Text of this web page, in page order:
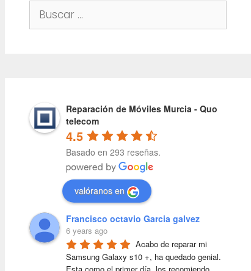
Buscar:
Reparación de Móviles Murcia - Quo
telecom
4.5
Basado en 293 reseñas.
valóranos en
Francisco octavio Garcia galvez
6 years ago
Acabo de reparar mi
Samsung Galaxy s10 +, ha quedado genial.